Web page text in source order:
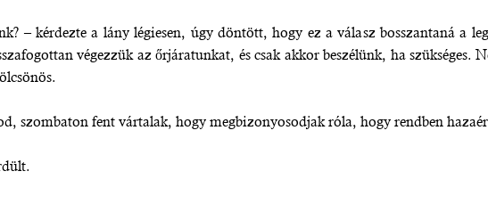
– kérdezte a lány légiesen, úgy döntött, hogy ez a válasz bosszantaná
végezzük az őrjáratunkat, és csak akkor beszélünk, ha
szombaton fent vártalak, hogy megbizonyosodjak róla, hogy rendben